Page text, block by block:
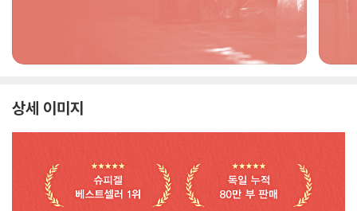
상세 이미지